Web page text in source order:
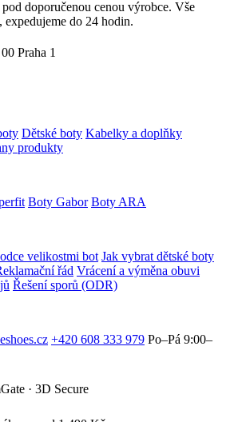
doporučenou cenou výrobce. Vše
do 24 hodin.
Praha 1
Dětské boty Kabelky a doplňky
produkty
Boty Gabor Boty ARA
velikostmi bot Jak vybrat dětské boty
řád Vrácení a výměna obuvi
Řešení sporů (ODR)
+420 608 333 979 Po–Pá 9:00–
· 3D Secure